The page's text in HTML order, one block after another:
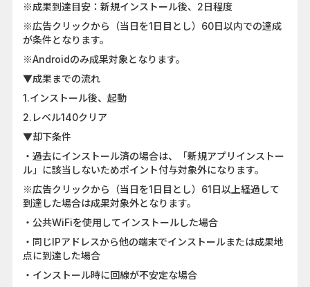
※成果到達目安：新規インストール後、2日程度
※広告クリックから（当日を1日目とし）60日以内での達成
が条件となります。
※Androidのみ成果対象となります。
▼成果までの流れ
1.インストール後、起動
2.レベル140クリア
▼却下条件
・過去にインストール済の場合は、「新規アプリインストー
ル」に該当しないためポイント付与対象外になります。
※広告クリックから（当日を1日目とし）61日以上経過して
到達した場合は成果対象外となります。
・公共WiFiを使用してインストールした場合
・同じIPアドレスから他の端末でインストールまたは成果地
点に到達した場合
・インストール時に回線が不安定な場合